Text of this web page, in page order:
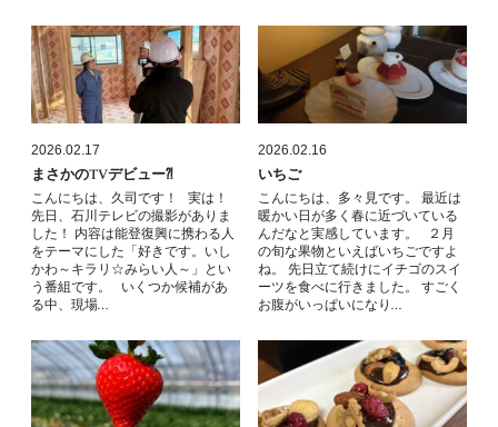
2026.02.17
まさかのTVデビュー⁈
こんにちは、久司です！ 実は！
先日、石川テレビの撮影がありま
した！ 内容は能登復興に携わる人
をテーマにした「好きです。いし
かわ～キラリ☆みらい人～」とい
う番組です。 いくつか候補があ
る中、現場…
2026.02.16
いちご
こんにちは、多々見です。 最近は
暖かい日が多く春に近づいている
んだなと実感しています。 ２月
の旬な果物といえばいちごですよ
ね。 先日立て続けにイチゴのスイ
ーツを食べに行きました。 すごく
お腹がいっぱいになり…